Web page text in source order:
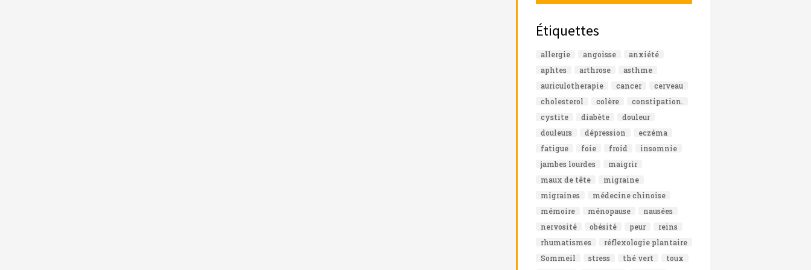
Étiquettes
allergie angoisse
anxiété
aphtes
arthrose
asthme
auriculotherapie
cancer
cerveau
cholesterol
colère
constipation.
cystite
diabète
douleur
douleurs
dépression
eczéma
fatigue
foie froid
insomnie
jambes lourdes
maigrir
maux de tête
migraine
migraines
médecine chinoise
mémoire
ménopause
nausées
nervosité
obésité peur
reins
rhumatismes
réflexologie plantaire
Sommeil
stress thé vert
toux